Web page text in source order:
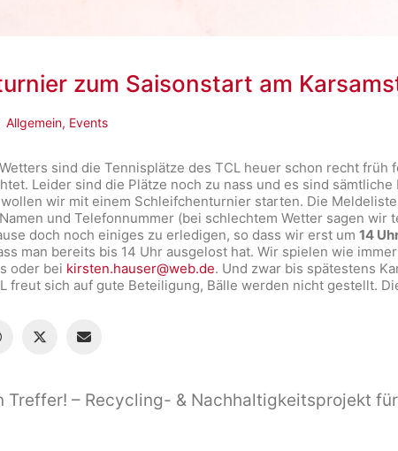
zum Saisonstart am
Allgemein, Events
sind die Tennisplätze des TCL heuer schon recht
Leider sind die Plätze noch zu nass und es sind
wir mit einem Schleifchenturnier starten. Die
und Telefonnummer (bei schlechtem Wetter sagen
doch noch einiges zu erledigen, so dass wir erst um 14
man bereits bis 14 Uhr ausgelost hat. Wir spielen wie
oder bei kirsten.hauser@web.de. Und zwar bis spätestens
freut sich auf gute Beteiligung, Bälle werden nicht gestellt.